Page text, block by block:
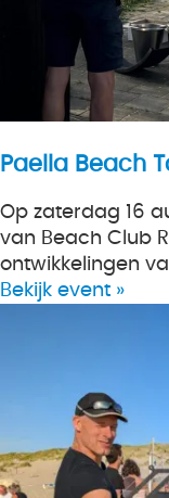
Paella Beach
Op zaterdag 16
van Beach Club
ontwikkelingen
Bekijk event »